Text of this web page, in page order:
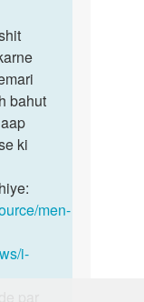
bahut
ki
men-
i-